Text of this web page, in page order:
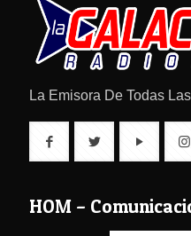
La Emisora De Todas
HOM –